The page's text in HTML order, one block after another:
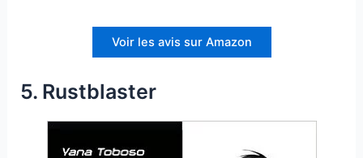
Voir les avis sur Amazon
5. Rustblaster